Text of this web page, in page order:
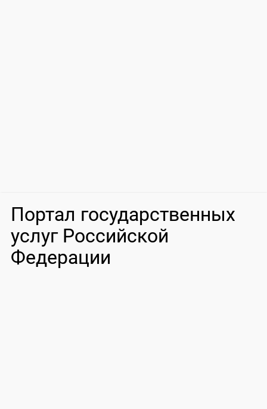
Портал государственных
услуг Российской
Федерации